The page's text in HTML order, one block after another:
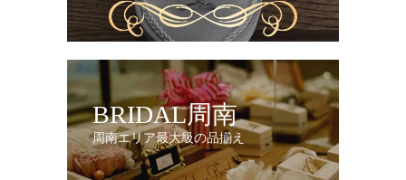
BRIDAL周南
周南エリア最大級の品揃え